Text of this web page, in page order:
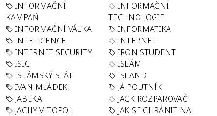
INFORMAČNÍ
KAMPAŇ
INFORMAČNÍ
TECHNOLOGIE
INFORMAČNÍ VÁLKA
INFORMATIKA
INTELIGENCE
INTERNET
INTERNET SECURITY
IRON STUDENT
ISIC
ISLÁM
ISLÁMSKÝ STÁT
ISLAND
IVAN MLÁDEK
JÁ POUTNÍK
JABLKA
JACK ROZPAROVAČ
JACHYM TOPOL
JAK SE CHRÁNIT NA